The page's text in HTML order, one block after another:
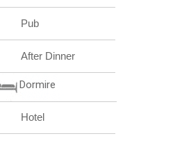
Pub
After Dinner
Dormire
Hotel